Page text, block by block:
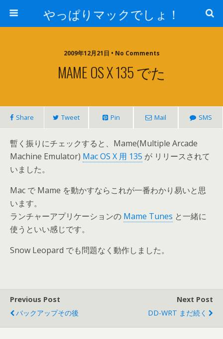
やっぱりマックでしょ！
2009年12月21日 • No Comments
MAME OS X 135 でた
Share Tweet Pin Mail SMS
暫く振りにチェックすると、Mame(Multiple Arcade
Machine Emulator) Mac OS X 用 135 が リリースされて
いました。
Mac で Mame を動かすならこれが一番わかり易いと思
います。
ランチャーアプリケーションの Mame Tunes と一緒に
使うといい感じです。
Snow Leopard でも問題なく動作しました。
Previous Post
バックアップその後
Next Post
DD-WRT まだ続く